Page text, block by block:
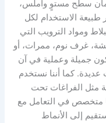
سطح مستوٍ وأملس،
طبيعة الاستخدام لكل
ومواد الترويب التي
غرف نوم، ممرات، أو
جميلة وعملية في آن
كما أننا نستخدم
مثل الفراغات تحت
متخصص في التعامل مع
إلى الأنماط